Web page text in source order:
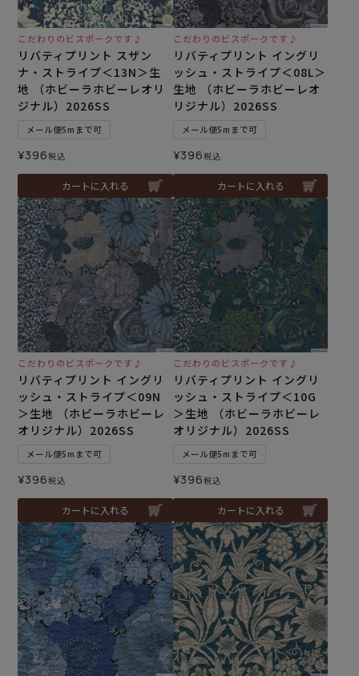
こだわりのビスポークです♪
リバティプリント スザン
ナ・ストライプ＜13N＞生
地 （ホビーラホビーレオリ
ジナル）2026SS
メール便5mまで可
¥396税込
カートに入れる
こだわりのビスポークです♪
リバティプリント イングリ
ッシュ・ストライプ＜08L＞
生地 （ホビーラホビーレオ
リジナル）2026SS
メール便5mまで可
¥396税込
カートに入れる
こだわりのビスポークです♪
リバティプリント イングリ
ッシュ・ストライプ＜09N
＞生地 （ホビーラホビーレ
オリジナル）2026SS
メール便5mまで可
¥396税込
カートに入れる
こだわりのビスポークです♪
リバティプリント イングリ
ッシュ・ストライプ＜10G
＞生地 （ホビーラホビーレ
オリジナル）2026SS
メール便5mまで可
¥396税込
カートに入れる